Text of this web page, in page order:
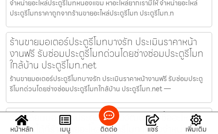
จำหน่ายอะไหล่ประตูรีโมทหนองแขม หาอะไหล่ยากเรามีให้ จำหน่ายอะไหล่
ประตูรีโมทราคาถูกจากร้านขายอะไหล่ประตูรีโมท ประตูรีโมท.n
ร้านขายมอเตอร์ประตูรีโมทบางรัก ประเมินราคาหน้า
งานฟรี รับซ่อมประตูรีโมทด่วนโดยช่างซ่อมประตูรีโมท
ใกล้บ้าน ประตูรีโมท.net
ร้านขายมอเตอร์ประตูรีโมทบางรัก ประเมินราคาหน้างานฟรี รับซ่อมประตู
รีโมทด่วนโดยช่างซ่อมประตูรีโมทใกล้บ้าน ประตูรีโมท.net —
รับเปลี่ยนมอเตอร์ประตูรีโมททวีวัฒนา สั่งซื้ออะไหล่
ตรงรุ่นได้ที่ร้านขายอะไหล่ประตูรีโมท แหล่งจำหน่าย
หน้าหลัก เมนู ติดต่อ แชร์ เพิ่มเติม